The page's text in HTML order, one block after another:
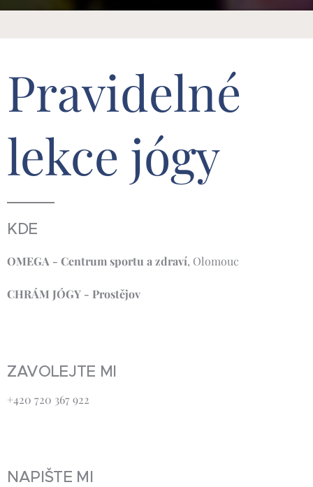
Pravidelné
lekce jógy
KDE
OMEGA - Centrum sportu a zdraví, Olomouc
CHRÁM JÓGY - Prostějov
ZAVOLEJTE MI
+420 720 367 922
NAPIŠTE MI